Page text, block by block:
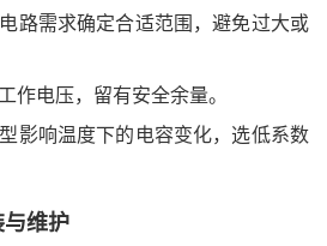
路需求确定合适范围，避免过大或
作电压，留有安全余量。
影响温度下的电容变化，选低系数
维护